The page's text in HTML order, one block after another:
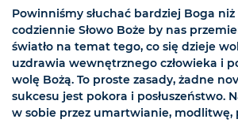
Powinniśmy słuchać bardziej Boga
codziennie Słowo Boże by nas
światło na temat tego, co się dzieje
uzdrawia wewnętrznego człowieka i
wolę Bożą. To proste zasady, żadne
sukcesu jest pokora i posłuszeństwo.
w sobie przez umartwianie, modlitwę,